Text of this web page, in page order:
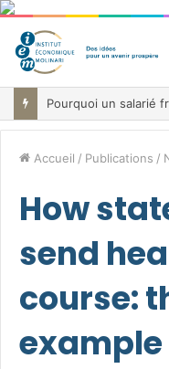
Accueil / Publications /
How
send
course:
example